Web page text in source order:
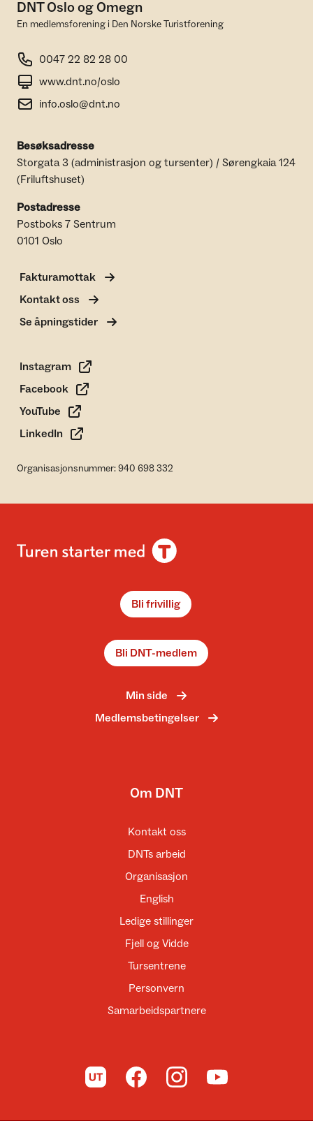
DNT Oslo og Omegn
En medlemsforening i Den Norske Turistforening
0047 22 82 28 00
www.dnt.no/oslo
info.oslo@dnt.no
Besøksadresse
Storgata 3 (administrasjon og tursenter) / Sørengkaia 124
(Friluftshuset)
Postadresse
Postboks 7 Sentrum
0101 Oslo
Fakturamottak
Kontakt oss
Se åpningstider
Instagram
Facebook
YouTube
LinkedIn
Organisasjonsnummer: 940 698 332
Bli frivillig
Bli DNT-medlem
Min side
Medlemsbetingelser
Om DNT
Kontakt oss
DNTs arbeid
Organisasjon
English
Ledige stillinger
Fjell og Vidde
Tursentrene
Personvern
Samarbeidspartnere
Til UT.no Til DNT på Facebook
Til DNT på Instagram
Til DNT på YouTube